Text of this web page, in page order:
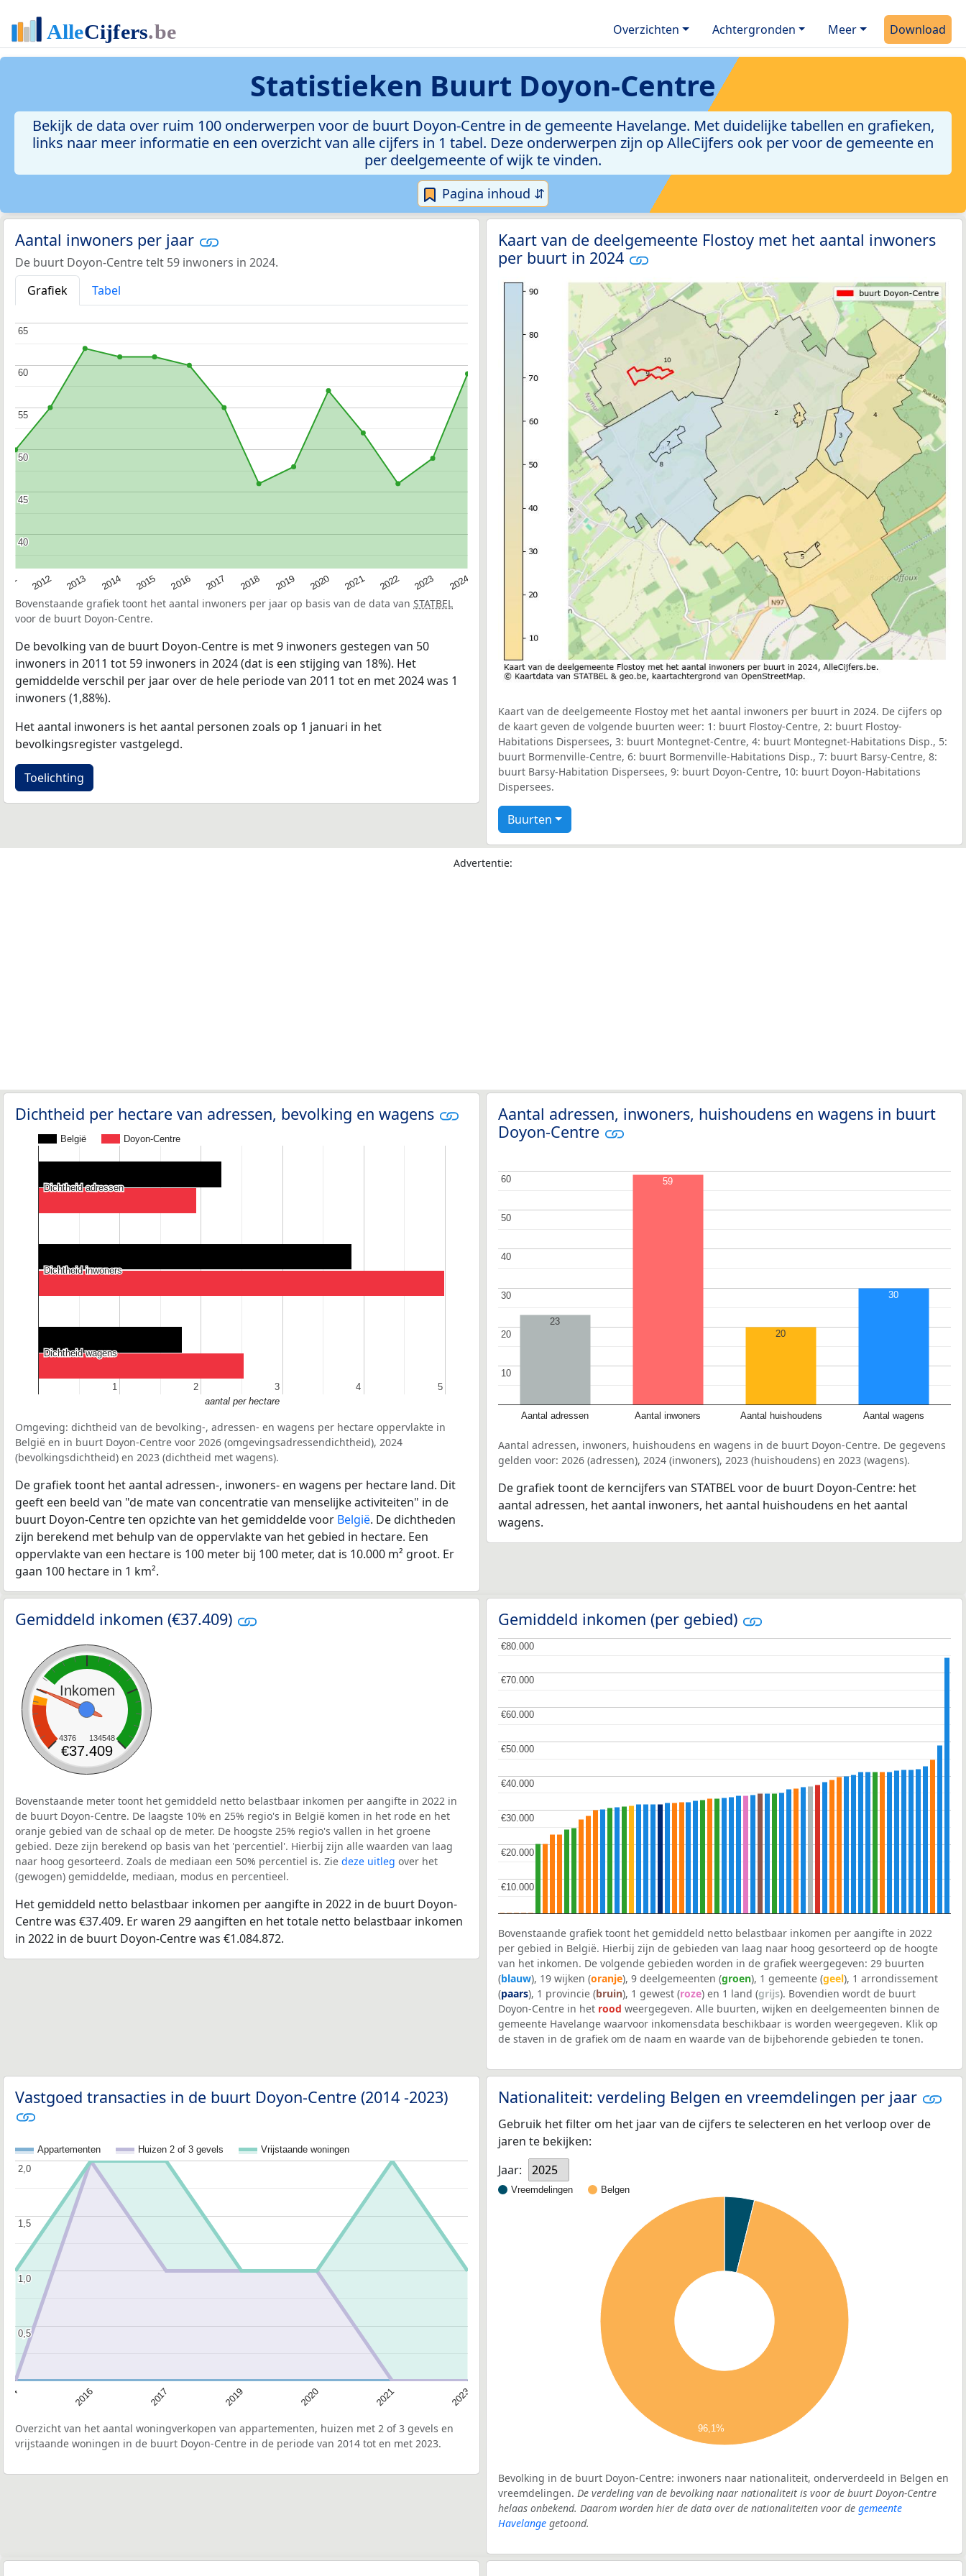
Overzichten Achtergronden Meer Download
Statistieken Buurt Doyon-Centre
Bekijk de data over ruim 100 onderwerpen voor de buurt Doyon-Centre in de gemeente Havelange. Met duidelijke tabellen en grafieken,
links naar meer informatie en een overzicht van alle cijfers in 1 tabel. Deze onderwerpen zijn op AlleCijfers ook per voor de gemeente en
per deelgemeente of wijk te vinden.
Pagina inhoud ⇵
Aantal inwoners per jaar
De buurt Doyon-Centre telt 59 inwoners in 2024.
Grafiek
Tabel
2012 2013 2014 2015 2016 2017 2018 2019 2020 2021 2022 2023 2024
40
40
45
45
50
50
55
55
60
60
65
65
Bovenstaande grafiek toont het aantal inwoners per jaar op basis van de data van STATBEL
voor de buurt Doyon-Centre.
De bevolking van de buurt Doyon-Centre is met 9 inwoners gestegen van 50
inwoners in 2011 tot 59 inwoners in 2024 (dat is een stijging van 18%). Het
gemiddelde verschil per jaar over de hele periode van 2011 tot en met 2024 was 1
inwoners (1,88%).
Het aantal inwoners is het aantal personen zoals op 1 januari in het
bevolkingsregister vastgelegd.
Toelichting
Kaart van de deelgemeente Flostoy met het aantal inwoners
per buurt in 2024
Kaart van de deelgemeente Flostoy met het aantal inwoners per buurt in 2024. De cijfers op
de kaart geven de volgende buurten weer: 1: buurt Flostoy-Centre, 2: buurt Flostoy-
Habitations Dispersees, 3: buurt Montegnet-Centre, 4: buurt Montegnet-Habitations Disp., 5:
buurt Bormenville-Centre, 6: buurt Bormenville-Habitations Disp., 7: buurt Barsy-Centre, 8:
buurt Barsy-Habitation Dispersees, 9: buurt Doyon-Centre, 10: buurt Doyon-Habitations
Dispersees.
Buurten
Advertentie:
Dichtheid per hectare van adressen, bevolking en wagens
België Doyon-Centre
1
1 2
2 3
3 4
4 5
5
Dichtheid adressen
Dichtheid adressen
Dichtheid inwoners
Dichtheid inwoners
Dichtheid wagens
Dichtheid wagens
aantal per hectare
Omgeving: dichtheid van de bevolking-, adressen- en wagens per hectare oppervlakte in
België en in buurt Doyon-Centre voor 2026 (omgevingsadressendichtheid), 2024
(bevolkingsdichtheid) en 2023 (dichtheid met wagens).
De grafiek toont het aantal adressen-, inwoners- en wagens per hectare land. Dit
geeft een beeld van "de mate van concentratie van menselijke activiteiten" in de
buurt Doyon-Centre ten opzichte van het gemiddelde voor België. De dichtheden
zijn berekend met behulp van de oppervlakte van het gebied in hectare. Een
oppervlakte van een hectare is 100 meter bij 100 meter, dat is 10.000 m² groot. Er
gaan 100 hectare in 1 km².
Aantal adressen, inwoners, huishoudens en wagens in buurt
Doyon-Centre
Aantal adressen Aantal inwoners Aantal huishoudens Aantal wagens
10
10
20
20
30
30
40
40
50
50
60
60
23
59
20
30
Aantal adressen, inwoners, huishoudens en wagens in de buurt Doyon-Centre. De gegevens
gelden voor: 2026 (adressen), 2024 (inwoners), 2023 (huishoudens) en 2023 (wagens).
De grafiek toont de kerncijfers van STATBEL voor de buurt Doyon-Centre: het
aantal adressen, het aantal inwoners, het aantal huishoudens en het aantal
wagens.
Gemiddeld inkomen (€37.409)
Inkomen
4376 134548
€37.409
Bovenstaande meter toont het gemiddeld netto belastbaar inkomen per aangifte in 2022 in
de buurt Doyon-Centre. De laagste 10% en 25% regio's in België komen in het rode en het
oranje gebied van de schaal op de meter. De hoogste 25% regio's vallen in het groene
gebied. Deze zijn berekend op basis van het 'percentiel'. Hierbij zijn alle waarden van laag
naar hoog gesorteerd. Zoals de mediaan een 50% percentiel is. Zie deze uitleg over het
(gewogen) gemiddelde, mediaan, modus en percentieel.
Het gemiddeld netto belastbaar inkomen per aangifte in 2022 in de buurt Doyon-
Centre was €37.409. Er waren 29 aangiften en het totale netto belastbaar inkomen
in 2022 in de buurt Doyon-Centre was €1.084.872.
Gemiddeld inkomen (per gebied)
€10.000
€10.000
€20.000
€20.000
€30.000
€30.000
€40.000
€40.000
€50.000
€50.000
€60.000
€60.000
€70.000
€70.000
€80.000
€80.000
Bovenstaande grafiek toont het gemiddeld netto belastbaar inkomen per aangifte in 2022
per gebied in België. Hierbij zijn de gebieden van laag naar hoog gesorteerd op de hoogte
van het inkomen. De volgende gebieden worden in de grafiek weergegeven: 29 buurten
(blauw), 19 wijken (oranje), 9 deelgemeenten (groen), 1 gemeente (geel), 1 arrondissement
(paars), 1 provincie (bruin), 1 gewest (roze) en 1 land (grijs). Bovendien wordt de buurt
Doyon-Centre in het rood weergegeven. Alle buurten, wijken en deelgemeenten binnen de
gemeente Havelange waarvoor inkomensdata beschikbaar is worden weergegeven. Klik op
de staven in de grafiek om de naam en waarde van de bijbehorende gebieden te tonen.
Vastgoed transacties in de buurt Doyon-Centre (2014 -2023)
Appartementen Huizen 2 of 3 gevels Vrijstaande woningen
2016 2017 2019 2020 2021 2023
0,5
0,5
1,0
1,0
1,5
1,5
2,0
2,0
Overzicht van het aantal woningverkopen van appartementen, huizen met 2 of 3 gevels en
vrijstaande woningen in de buurt Doyon-Centre in de periode van 2014 tot en met 2023.
Nationaliteit: verdeling Belgen en vreemdelingen per jaar
Gebruik het filter om het jaar van de cijfers te selecteren en het verloop over de
jaren te bekijken:
Jaar:
2025
Vreemdelingen Belgen
96,1%
Bevolking in de buurt Doyon-Centre: inwoners naar nationaliteit, onderverdeeld in Belgen en
vreemdelingen. De verdeling van de bevolking naar nationaliteit is voor de buurt Doyon-Centre
helaas onbekend. Daarom worden hier de data over de nationaliteiten voor de gemeente
Havelange getoond.